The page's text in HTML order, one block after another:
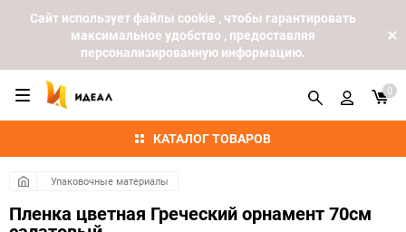
Cайт использует файлы cookie , чтобы гарантировать
максимальное удобство , предоставляя
персонализированную информацию.
КАТАЛОГ ТОВАРОВ
0
Упаковочные материалы
Пленка цветная Греческий орнамент 70см